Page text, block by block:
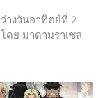
างวันอาทิตย์ที่ 2
ดย​ มาดามราเชล